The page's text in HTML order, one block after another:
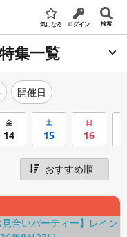
気になる ログイン 検索
集一覧
開催日
金
14
土
15
日
16